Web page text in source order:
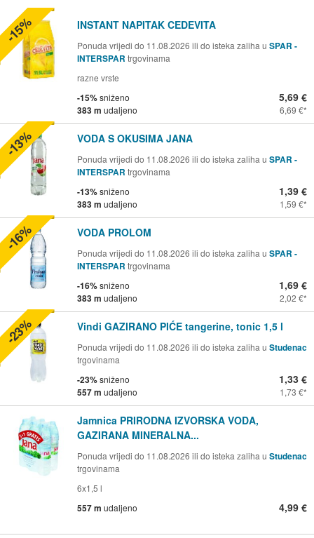
INSTANT NAPITAK CEDEVITA
Ponuda vrijedi do 11.08.2026 ili do isteka zaliha u SPAR -
INTERSPAR trgovinama
razne vrste
-15%sniženo
383 m udaljeno
5,69 €
6,69 €
-15%
VODA S OKUSIMA JANA
Ponuda vrijedi do 11.08.2026 ili do isteka zaliha u SPAR -
INTERSPAR trgovinama
-13%sniženo
383 m udaljeno
1,39 €
1,59 €
-13%
VODA PROLOM
Ponuda vrijedi do 11.08.2026 ili do isteka zaliha u SPAR -
INTERSPAR trgovinama
-16%sniženo
383 m udaljeno
1,69 €
2,02 €
-16%
Vindi GAZIRANO PIĆE tangerine, tonic 1,5 l
Ponuda vrijedi do 11.08.2026 ili do isteka zaliha u Studenac
trgovinama
-23%sniženo
557 m udaljeno
1,33 €
1,73 €
-23%
Jamnica PRIRODNA IZVORSKA VODA,
GAZIRANA MINERALNA...
Ponuda vrijedi do 11.08.2026 ili do isteka zaliha u Studenac
trgovinama
6x1,5 l
557 m udaljeno 4,99 €